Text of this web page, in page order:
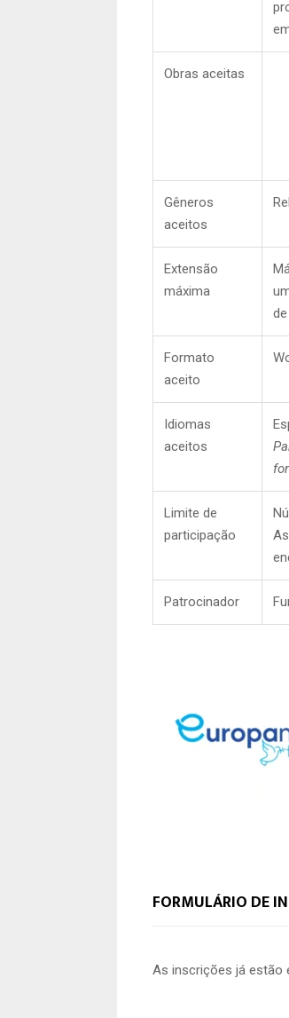
Obras aceitas
Gêneros
aceitos
Extensão
máxima
de
Formato
aceito
Idiomas
aceitos
Limite de
participação
Patrocinador
FORMULÁRIO DE
As inscrições já estão